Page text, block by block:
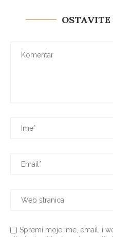
Spremi moje ime, email, i